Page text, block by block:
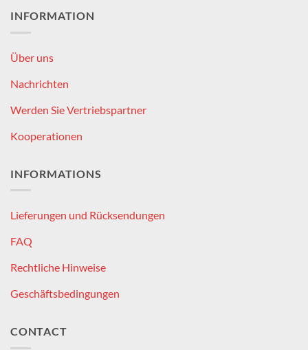
INFORMATION
Über uns
Nachrichten
Werden Sie Vertriebspartner
Kooperationen
INFORMATIONS
Lieferungen und Rücksendungen
FAQ
Rechtliche Hinweise
Geschäftsbedingungen
CONTACT